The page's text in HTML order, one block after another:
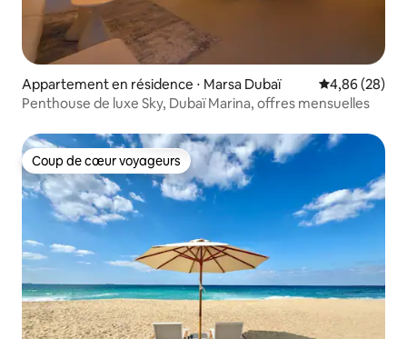
Appartement en résidence ⋅ Marsa Dubaï Évaluation
4,86 (28)
Penthouse de luxe Sky, Dubaï Marina, offres mensuelles
Coup de cœur voyageurs
Coup de cœur voyageurs